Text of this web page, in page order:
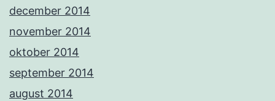
december 2014
november 2014
oktober 2014
september 2014
august 2014